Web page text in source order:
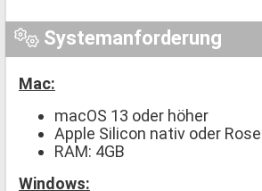
Systemanforderung
Mac:
macOS 13 oder höher
Apple Silicon nativ oder
RAM: 4GB
Windows: